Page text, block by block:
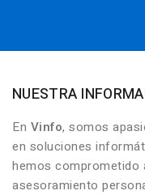
NUESTRA
En Vinfo, somos
en soluciones
hemos comprometido
asesoramiento